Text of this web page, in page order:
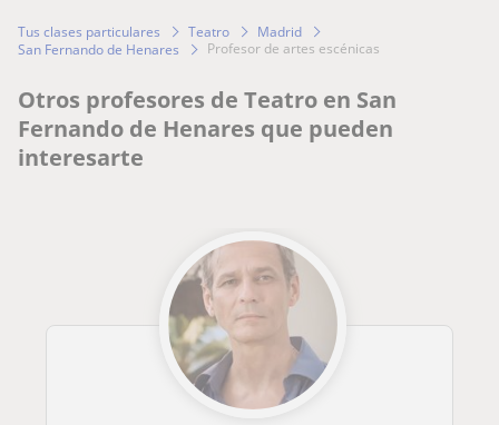
Tus clases particulares Teatro
Madrid
San Fernando de Henares
profesor de artes escénicas
Otros profesores de Teatro en San
Fernando de Henares que pueden
interesarte